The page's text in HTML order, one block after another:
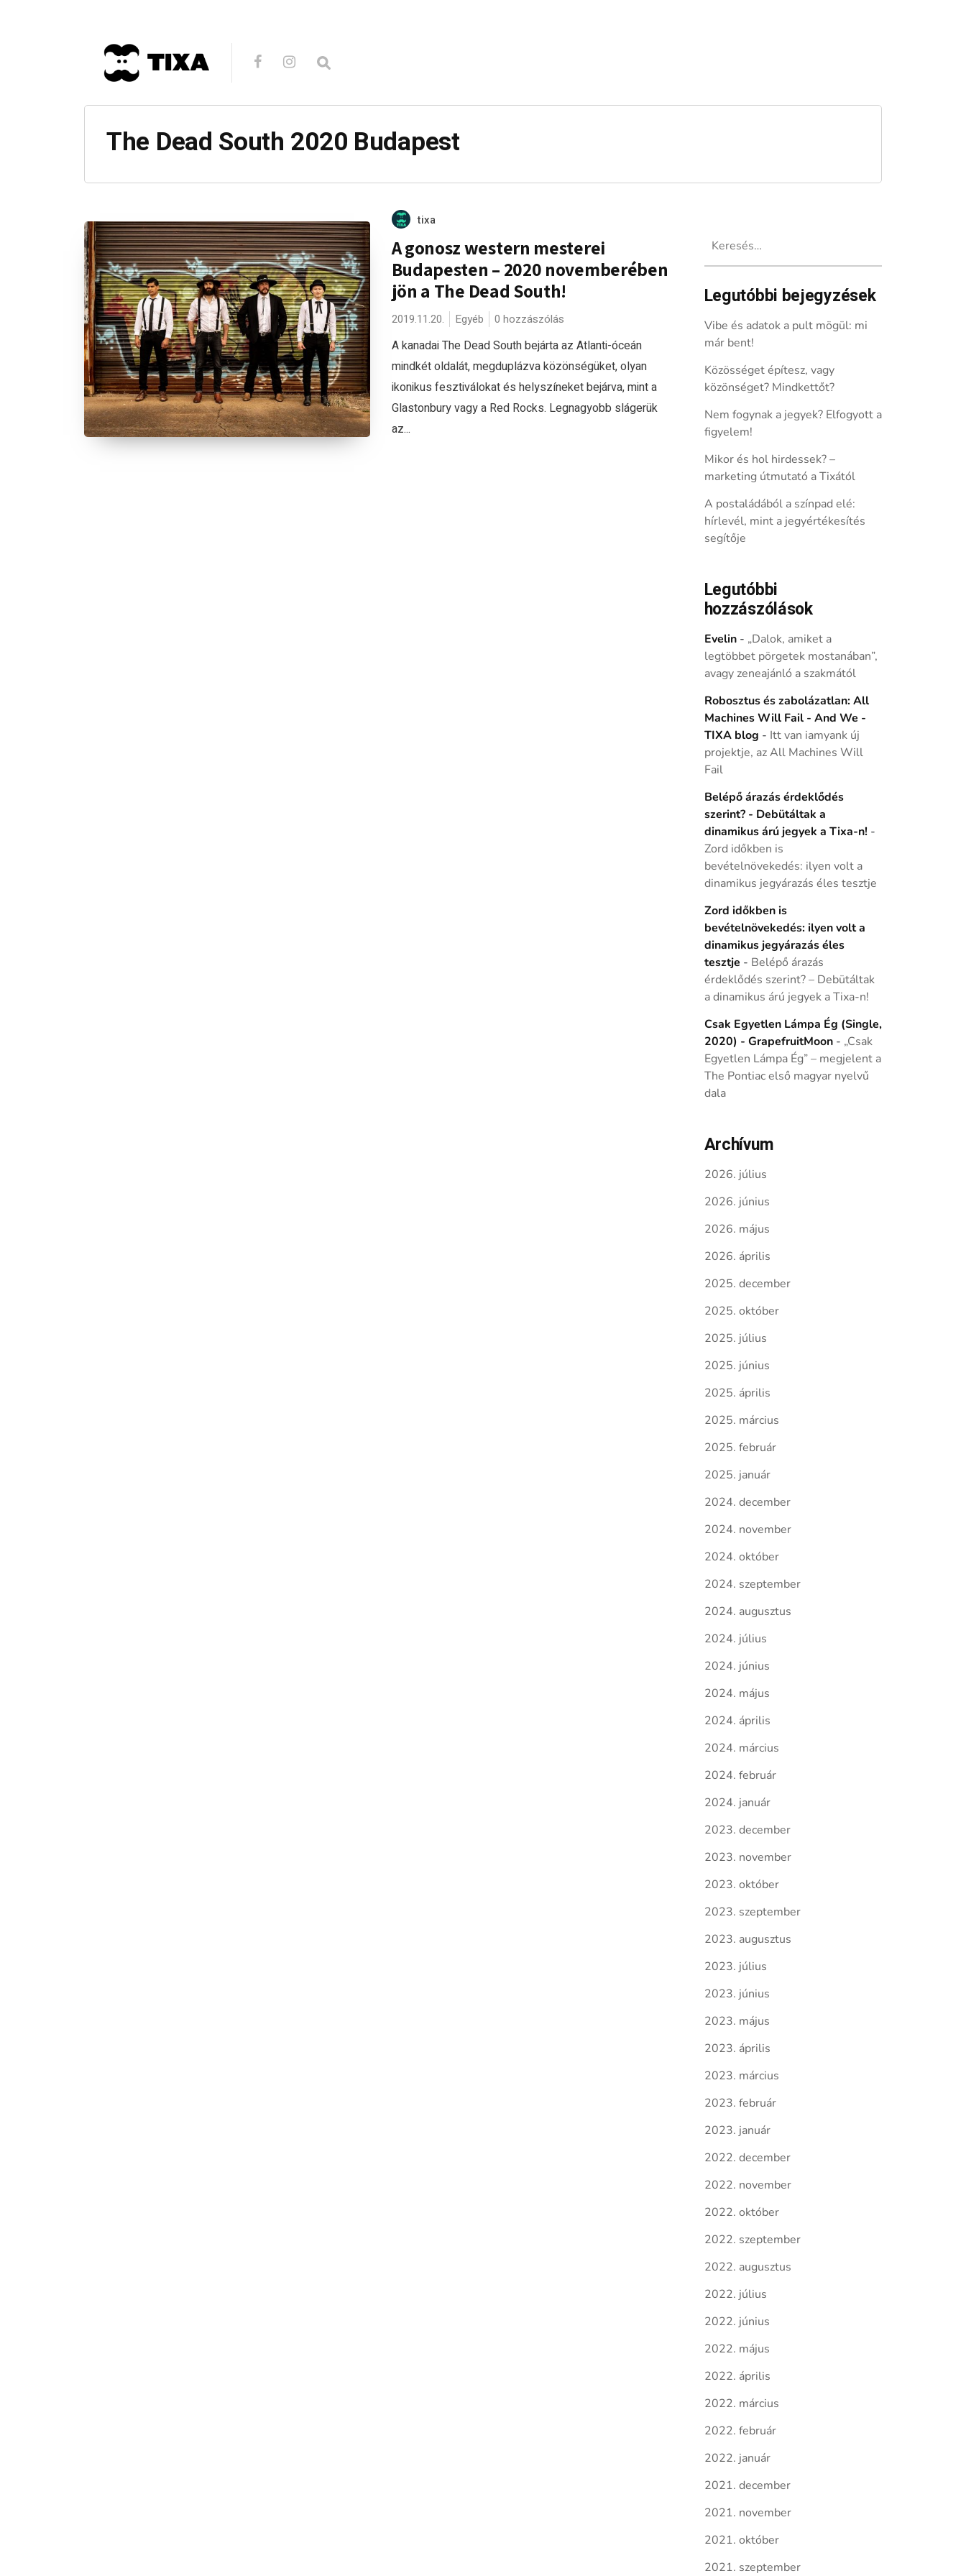
The Dead South 2020 Budapest
tixa
A gonosz western mesterei
Budapesten – 2020 novemberében
jön a The Dead South!
2019.11.20. Egyéb 0 hozzászólás
A kanadai The Dead South bejárta az Atlanti-óceán
mindkét oldalát, megduplázva közönségüket, olyan
ikonikus fesztiválokat és helyszíneket bejárva, mint a
Glastonbury vagy a Red Rocks. Legnagyobb slágerük
az...
Legutóbbi bejegyzések
Vibe és adatok a pult mögül: mi
már bent!
Közösséget építesz, vagy
közönséget? Mindkettőt?
Nem fogynak a jegyek? Elfogyott a
figyelem!
Mikor és hol hirdessek? –
marketing útmutató a Tixától
A postaládából a színpad elé:
hírlevél, mint a jegyértékesítés
segítője
Legutóbbi
hozzászólások
Evelin- „Dalok, amiket a
legtöbbet pörgetek mostanában”,
avagy zeneajánló a szakmától
Robosztus és zabolázatlan: All
Machines Will Fail - And We -
TIXA blog - Itt van iamyank új
projektje, az All Machines Will
Fail
Belépő árazás érdeklődés
szerint? - Debütáltak a
dinamikus árú jegyek a Tixa-n! -
Zord időkben is
bevételnövekedés: ilyen volt a
dinamikus jegyárazás éles tesztje
Zord időkben is
bevételnövekedés: ilyen volt a
dinamikus jegyárazás éles
tesztje - Belépő árazás
érdeklődés szerint? – Debütáltak
a dinamikus árú jegyek a Tixa-n!
Csak Egyetlen Lámpa Ég (Single,
2020) - GrapefruitMoon- „Csak
Egyetlen Lámpa Ég” – megjelent a
The Pontiac első magyar nyelvű
dala
Archívum
2026. július
2026. június
2026. május
2026. április
2025. december
2025. október
2025. július
2025. június
2025. április
2025. március
2025. február
2025. január
2024. december
2024. november
2024. október
2024. szeptember
2024. augusztus
2024. július
2024. június
2024. május
2024. április
2024. március
2024. február
2024. január
2023. december
2023. november
2023. október
2023. szeptember
2023. augusztus
2023. július
2023. június
2023. május
2023. április
2023. március
2023. február
2023. január
2022. december
2022. november
2022. október
2022. szeptember
2022. augusztus
2022. július
2022. június
2022. május
2022. április
2022. március
2022. február
2022. január
2021. december
2021. november
2021. október
2021. szeptember